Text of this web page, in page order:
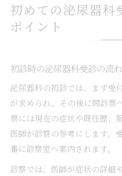
初めての泌尿器科
ポイント
初診時の泌尿器科受診の流
泌尿器科の初診では、まず受
が求められ、その後に問診票
票には現在の症状や既往歴、
医師が診察の参考にします。
番に診察室へ案内されます。
診察では、医師が症状の詳細